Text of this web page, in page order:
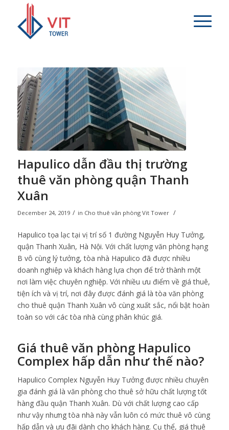
Hapulico dẫn đầu thị trường
thuê văn phòng quận Thanh
Xuân
December 24, 2019 / in Cho thuê văn phòng Vit Tower /
Hapulico tọa lạc tại vị trí số 1 đường Nguyễn Huy Tưởng,
quận Thanh Xuân, Hà Nội. Với chất lượng văn phòng hạng
B vô cùng lý tưởng, tòa nhà Hapulico đã được nhiều
doanh nghiệp và khách hàng lựa chọn để trở thành một
nơi làm việc chuyên nghiệp. Với nhiều ưu điểm về giá thuê,
tiện ích và vị trí, nơi đây được đánh giá là tòa văn phòng
cho thuê quận Thanh Xuân vô cùng xuất sắc, nổi bật hoàn
toàn so với các tòa nhà cùng phân khúc giá.
Giá thuê văn phòng Hapulico
Complex hấp dẫn như thế nào?
Hapulico Complex Nguyễn Huy Tưởng được nhiều chuyên
gia đánh giá là văn phòng cho thuê sở hữu chất lượng tốt
hàng đầu quận Thanh Xuân. Dù với chất lượng cao cấp
như vậy nhưng tòa nhà này vẫn luôn có mức thuê vô cùng
hấp dẫn và ưu đãi dành cho khách hàng. Cụ thể, giá thuê